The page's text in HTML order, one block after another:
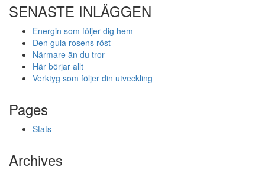
SENASTE INLÄGGEN
Energin som följer dig hem
Den gula rosens röst
Närmare än du tror
Här börjar allt
Verktyg som följer din utveckling
Pages
Stats
Archives